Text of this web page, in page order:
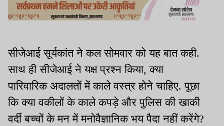
सीजेआई सूर्यकांत ने कल सोमवार को यह बात कही.
साथ ही सीजेआई ने यक्ष प्रश्न किया, क्या
पारिवारिक अदालतों में काले वस्त्र होने चाहिए. पूछा
कि क्या वकीलों के काले कपड़े और पुलिस की खाकी
वर्दी बच्चों के मन में मनोवैज्ञानिक भय पैदा नहीं करेंगे?